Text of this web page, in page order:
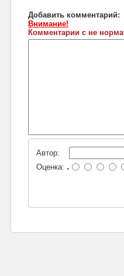
Добавить комментарий:
Внимание!
Комментарии с не
Автор:
Оценка: -